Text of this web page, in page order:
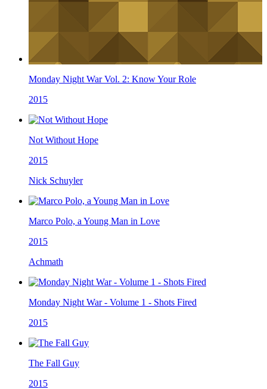
Monday Night War Vol. 2: Know Your Role
2015
Not Without Hope
2015
Nick Schuyler
Marco Polo, a Young Man in Love
2015
Achmath
Monday Night War - Volume 1 - Shots Fired
2015
The Fall Guy
2015